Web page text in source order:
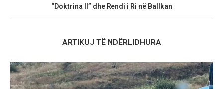
“Doktrina II” dhe Rendi i Ri në Ballkan
ARTIKUJ TË NDËRLIDHURA